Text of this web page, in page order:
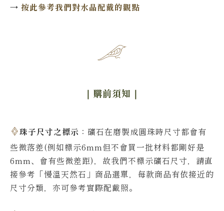
→ 按此參考我們對水晶配戴的觀點
｜購前須知 ｜
珠子尺寸之標示 ：礦石在磨製成圓珠時尺寸都會有
些微落差(例如標示6mm但不會買一批材料都剛好是
6mm、會有些微差距)，故我們不標示礦石尺寸，請直
接參考「慢溫天然石」商品選單，每款商品有依接近的
尺寸分類，亦可參考實際配戴照。